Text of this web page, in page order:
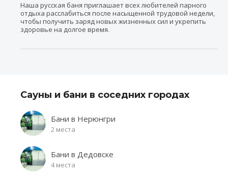
Наша русская баня приглашает всех любителей парного
отдыха расслабиться после насыщенной трудовой недели,
чтобы получить заряд новых жизненных сил и укрепить
здоровье на долгое время.
Сауны и бани в соседних городах
Бани в Нерюнгри
2 места
Бани в Дедовске
4 места